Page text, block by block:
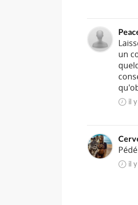
un
il
il